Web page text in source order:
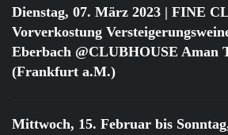
Dienstag, 07. März 2023 | FINE
Vorverkostung
Eberbach @CLUBHOUSE Aman
(Frankfurt a.M.)
Mittwoch, 15. Februar bis